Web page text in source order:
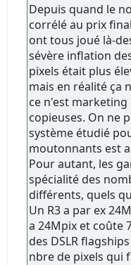
Depuis quand le
corrélé au prix
ont tous joué là-
sévère inflation
pixels était plus
mais en réalité ça
ce n'est
copieuses. On ne
système étudié
moutonnants est
Pour autant, les
spécialité des
différents, quels
Un R3 a par ex
a 24Mpix et coûte
des DSLR
nbre de pixels qui